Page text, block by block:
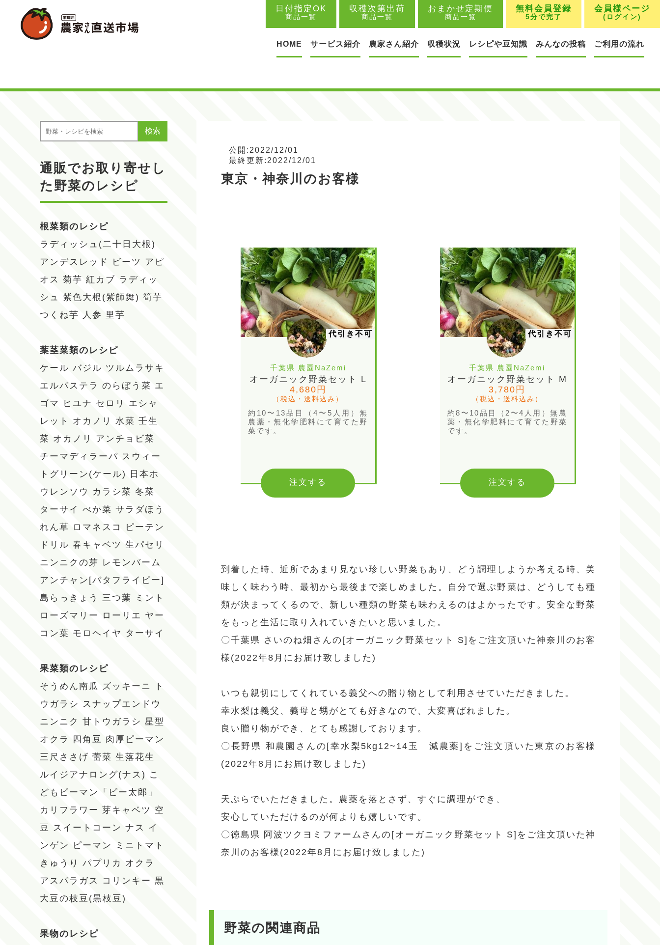
HOME サービス紹介 農家さん紹介 収穫状況 レシピや豆知識 みんなの投稿 ご利用の流れ
日付指定OK
商品一覧
収穫次第出荷
商品一覧
おまかせ定期便
商品一覧
無料会員登録
5分で完了
会員様ページ
(ログイン)
検索
通販でお取り寄せし
た野菜のレシピ
根菜類のレシピ
ラディッシュ(二十日大根)
アンデスレッド
ビーツ アピ
オス 菊芋 紅カブ ラディッ
シュ 紫色大根(紫師舞) 筍芋
つくね芋 人参 里芋
葉茎菜類のレシピ
ケール バジル ツルムラサキ
エルパステラ のらぼう菜 エ
ゴマ
ヒユナ セロリ
エシャ
レット
オカノリ 水菜 壬生
菜 オカノリ
アンチョビ菜
チーマディラーパ スウィー
トグリーン(ケール)
日本ホ
ウレンソウ
カラシ菜 冬菜
ターサイ べか菜 サラダほう
れん草 ロマネスコ
ピーテン
ドリル 春キャベツ 生パセリ
ニンニクの芽 レモンバーム
アンチャン[バタフライピー]
島らっきょう
三つ葉
ミント
ローズマリー
ローリエ ヤー
コン葉 モロヘイヤ ターサイ
果菜類のレシピ
そうめん南瓜 ズッキーニ
ト
ウガラシ スナップエンドウ
ニンニク 甘トウガラシ 星型
オクラ
四角豆 肉厚ピーマン
三尺ささげ 蕾菜 生落花生
ルイジアナロング(ナス) こ
どもピーマン「ピー太郎」
カリフラワー 芽キャベツ 空
豆 スイートコーン ナス
イ
ンゲン
ピーマン
ミニトマト
きゅうり
パプリカ オクラ
アスパラガス
コリンキー 黒
大豆の枝豆(黒枝豆)
果物のレシピ
公開:2022/12/01
最終更新:2022/12/01
東京・神奈川のお客様
代引き不可
千葉県 農園NaZemi
オーガニック野菜セット L
4,680円
（税込・送料込み）
約10〜13品目（4〜5人用）無
農薬・無化学肥料にて育てた野
菜です。
注文する
代引き不可
千葉県 農園NaZemi
オーガニック野菜セット M
3,780円
（税込・送料込み）
約8〜10品目（2〜4人用）無農
薬・無化学肥料にて育てた野菜
です。
注文する
到着した時、近所であまり見ない珍しい野菜もあり、どう調理しようか考える時、美
味しく味わう時、最初から最後まで楽しめました。自分で選ぶ野菜は、どうしても種
類が決まってくるので、新しい種類の野菜も味わえるのはよかったです。安全な野菜
をもっと生活に取り入れていきたいと思いました。
〇千葉県 さいのね畑さんの[オーガニック野菜セット S]をご注文頂いた神奈川のお客
様(2022年8月にお届け致しました)
いつも親切にしてくれている義父への贈り物として利用させていただきました。
幸水梨は義父、義母と甥がとても好きなので、大変喜ばれました。
良い贈り物ができ、とても感謝しております。
〇長野県 和農園さんの[幸水梨5kg12~14玉 減農薬]をご注文頂いた東京のお客様
(2022年8月にお届け致しました)
天ぷらでいただきました。農薬を落とさず、すぐに調理ができ、
安心していただけるのが何よりも嬉しいです。
〇徳島県 阿波ツクヨミファームさんの[オーガニック野菜セット S]をご注文頂いた神
奈川のお客様(2022年8月にお届け致しました)
野菜の関連商品